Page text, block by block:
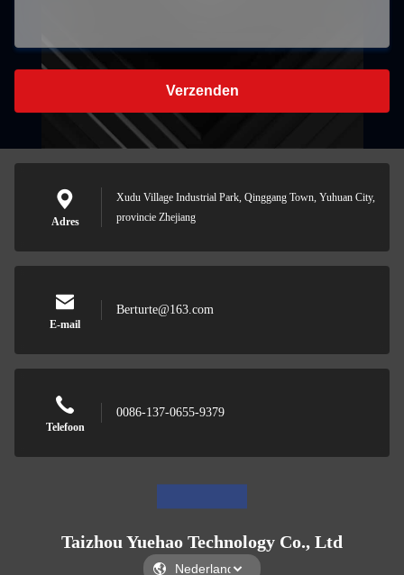
Verzenden
Adres
Xudu Village Industrial Park, Qinggang Town, Yuhuan City,
provincie Zhejiang
E-mail
Berturte@163.com
Telefoon
0086-137-0655-9379
Taizhou Yuehao Technology Co., Ltd